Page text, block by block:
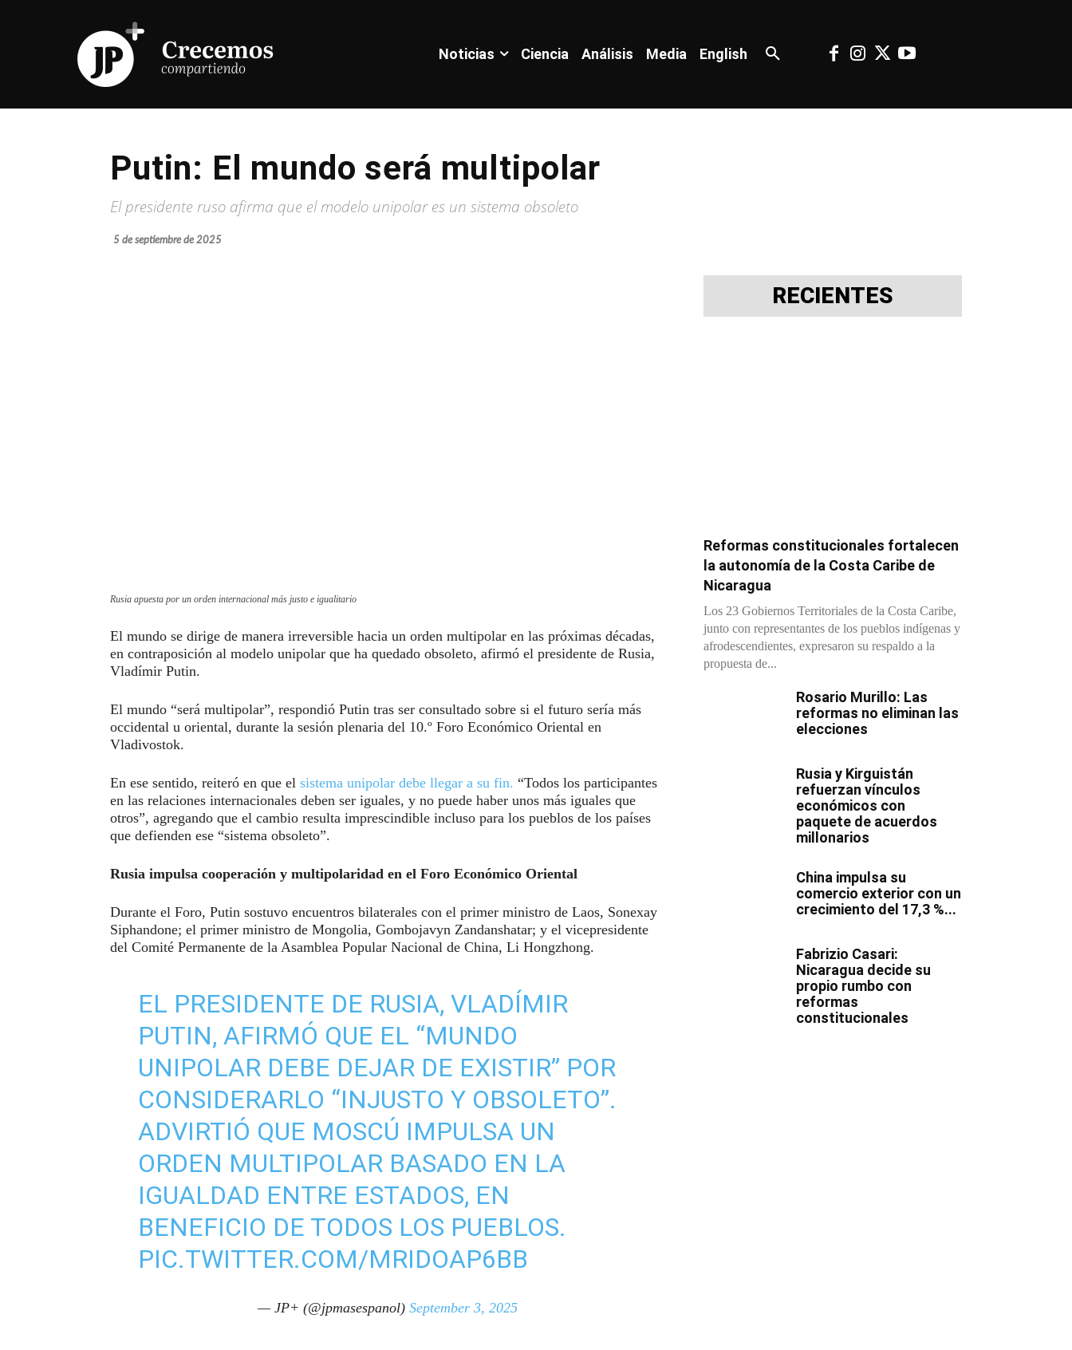
Noticias Ciencia Análisis Media English
Putin: El mundo será multipolar
El presidente ruso afirma que el modelo unipolar es un sistema obsoleto
5 de septiembre de 2025
Rusia apuesta por un orden internacional más justo e igualitario
El mundo se dirige de manera irreversible hacia un orden multipolar en las próximas décadas,
en contraposición al modelo unipolar que ha quedado obsoleto, afirmó el presidente de Rusia,
Vladímir Putin.
El mundo “será multipolar”, respondió Putin tras ser consultado sobre si el futuro sería más
occidental u oriental, durante la sesión plenaria del 10.º Foro Económico Oriental en
Vladivostok.
En ese sentido, reiteró en que el sistema unipolar debe llegar a su fin. “Todos los participantes
en las relaciones internacionales deben ser iguales, y no puede haber unos más iguales que
otros”, agregando que el cambio resulta imprescindible incluso para los pueblos de los países
que defienden ese “sistema obsoleto”.
Rusia impulsa cooperación y multipolaridad en el Foro Económico Oriental
Durante el Foro, Putin sostuvo encuentros bilaterales con el primer ministro de Laos, Sonexay
Siphandone; el primer ministro de Mongolia, Gombojavyn Zandanshatar; y el vicepresidente
del Comité Permanente de la Asamblea Popular Nacional de China, Li Hongzhong.
EL PRESIDENTE DE RUSIA, VLADÍMIR
PUTIN, AFIRMÓ QUE EL “MUNDO
UNIPOLAR DEBE DEJAR DE EXISTIR” POR
CONSIDERARLO “INJUSTO Y OBSOLETO”.
ADVIRTIÓ QUE MOSCÚ IMPULSA UN
ORDEN MULTIPOLAR BASADO EN LA
IGUALDAD ENTRE ESTADOS, EN
BENEFICIO DE TODOS LOS PUEBLOS.
PIC.TWITTER.COM/MRIDOAP6BB
— JP+ (@jpmasespanol) September 3, 2025
RECIENTES
Reformas constitucionales fortalecen
la autonomía de la Costa Caribe de
Nicaragua
Los 23 Gobiernos Territoriales de la Costa Caribe,
junto con representantes de los pueblos indígenas y
afrodescendientes, expresaron su respaldo a la
propuesta de...
Rosario Murillo: Las
reformas no eliminan las
elecciones
Rusia y Kirguistán
refuerzan vínculos
económicos con
paquete de acuerdos
millonarios
China impulsa su
comercio exterior con un
crecimiento del 17,3 %...
Fabrizio Casari:
Nicaragua decide su
propio rumbo con
reformas
constitucionales